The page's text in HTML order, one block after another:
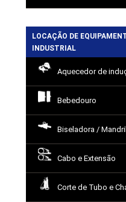
LOCAÇÃO DE
INDUSTRIAL
Aquecedor de
Bebedouro
Biseladora /
Cabo e Extensão
Corte de Tubo e